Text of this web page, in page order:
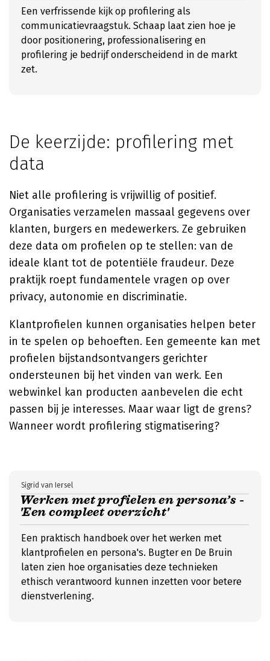
Een verfrissende kijk op profilering als
communicatievraagstuk. Schaap laat zien hoe je
door positionering, professionalisering en
profilering je bedrijf onderscheidend in de markt
zet.
De keerzijde: profilering met
data
Niet alle profilering is vrijwillig of positief.
Organisaties verzamelen massaal gegevens over
klanten, burgers en medewerkers. Ze gebruiken
deze data om profielen op te stellen: van de
ideale klant tot de potentiële fraudeur. Deze
praktijk roept fundamentele vragen op over
privacy, autonomie en discriminatie.
Klantprofielen kunnen organisaties helpen beter
in te spelen op behoeften. Een gemeente kan met
profielen bijstandsontvangers gerichter
ondersteunen bij het vinden van werk. Een
webwinkel kan producten aanbevelen die echt
passen bij je interesses. Maar waar ligt de grens?
Wanneer wordt profilering stigmatisering?
Werken met profielen en persona’s -
'Een compleet overzicht'
Sigrid van Iersel
Een praktisch handboek over het werken met
klantprofielen en persona's. Bugter en De Bruin
laten zien hoe organisaties deze technieken
ethisch verantwoord kunnen inzetten voor betere
dienstverlening.